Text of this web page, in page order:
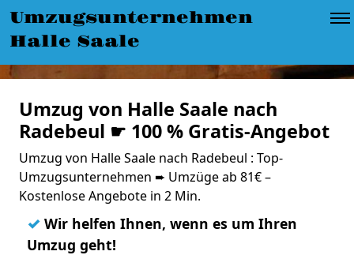
Umzugsunternehmen
Halle Saale
Umzug von Halle Saale nach
Radebeul ☛ 100 % Gratis-Angebot
Umzug von Halle Saale nach Radebeul : Top-
Umzugsunternehmen ➨ Umzüge ab 81€ –
Kostenlose Angebote in 2 Min.
✓ Wir helfen Ihnen, wenn es um Ihren
Umzug geht!